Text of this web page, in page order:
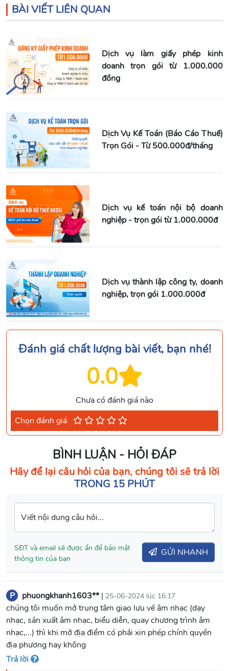
BÀI VIẾT LIÊN QUAN
Dịch vụ làm giấy phép kinh
doanh trọn gói từ 1.000.000
đồng
Dịch Vụ Kế Toán (Báo Cáo Thuế)
Trọn Gói - Từ 500.000đ/tháng
Dịch vụ kế toán nội bộ doanh
nghiệp - trọn gói từ 1.000.000đ
Dịch vụ thành lập công ty, doanh
nghiệp, trọn gói 1.000.000đ
Đánh giá chất lượng bài viết, bạn nhé!
0.0
Chưa có đánh giá nào
Chọn đánh giá
BÌNH LUẬN - HỎI ĐÁP
Hãy để lại câu hỏi của bạn, chúng tôi sẽ trả lời
TRONG 15 PHÚT
Viết nội dung câu hỏi...
SĐT và email sẽ được ẩn để bảo mật
thông tin của bạn
GỬI NHANH
P phuongkhanh1603**| 25-06-2024 lúc 16:17
chúng tôi muốn mở trung tâm giao lưu về âm nhạc (dạy
nhạc, sản xuất âm nhạc, biểu diễn, quay chương trình âm
nhạc,...) thì khi mở địa điểm có phải xin phép chính quyền
địa phương hay không
Trả lời